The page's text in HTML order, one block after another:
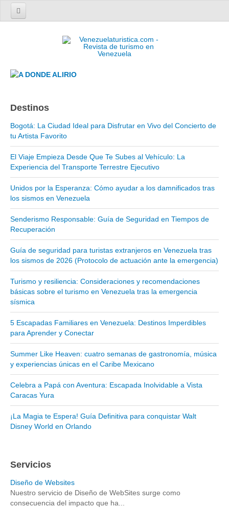
Parques Nacionales de Venezuela
Parque Nacional Henri Pittier y Choroní
Parque Nacional La Cueva del Guácharo
Parque Nacional Laguna de Tacarigua
Parque Nacional Mochima
Parque Nacional Península de Paria
Parque Nacional Cinaruco-Capanaparo
Parque Nacional Jaua-Sarisariñama
Montañas y Llanos
Zona Costera Venezolana
Amazonas
Barlovento
Delta Amacuro
La Colonia Tovar
Museos y otros sitios de interés en Amazonas
Museos y otros sitios de interés en Anzoátegui
Museos y otros sitios de interés en Aragua
Destinos
Bogotá: La Ciudad Ideal para Disfrutar en Vivo del Concierto de
tu Artista Favorito
El Viaje Empieza Desde Que Te Subes al Vehículo: La
Experiencia del Transporte Terrestre Ejecutivo
Unidos por la Esperanza: Cómo ayudar a los damnificados tras
los sismos en Venezuela
Senderismo Responsable: Guía de Seguridad en Tiempos de
Recuperación
Guía de seguridad para turistas extranjeros en Venezuela tras
los sismos de 2026 (Protocolo de actuación ante la emergencia)
Turismo y resiliencia: Consideraciones y recomendaciones
básicas sobre el turismo en Venezuela tras la emergencia
sísmica
5 Escapadas Familiares en Venezuela: Destinos Imperdibles
para Aprender y Conectar
Summer Like Heaven: cuatro semanas de gastronomía, música
y experiencias únicas en el Caribe Mexicano
Celebra a Papá con Aventura: Escapada Inolvidable a Vista
Caracas Yura
¡La Magia te Espera! Guía Definitiva para conquistar Walt
Disney World en Orlando
Servicios
Diseño de Websites
Nuestro servicio de Diseño de WebSites surge como
consecuencia del impacto que ha...